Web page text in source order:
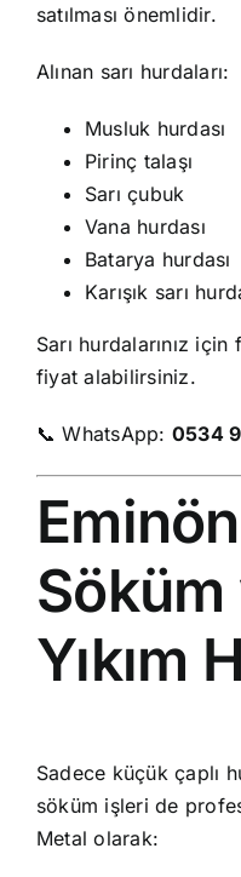
satılması önemlidir.
Alınan sarı hurdaları:
Musluk hurdası
Pirinç talaşı
Sarı çubuk
Vana hurdası
Batarya hurdası
Karışık sarı
Sarı hurdalarınız
fiyat alabilirsiniz.
📞 WhatsApp: 0534
Yıkım
Sadece küçük çaplı
söküm işleri de
Metal olarak: